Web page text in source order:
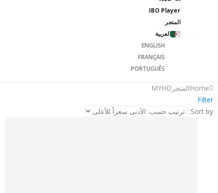
IBO Player
المتجر
العربية
ENGLISH
FRANÇAIS
PORTUGUÊS
Homeالمتجر MYHD
Filter
Sort by: